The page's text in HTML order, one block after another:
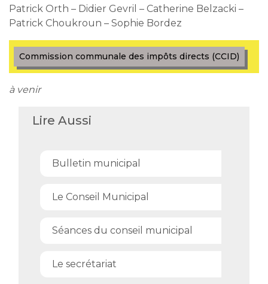
Patrick Orth – Didier Gevril – Catherine Belzacki –
Patrick Choukroun – Sophie Bordez
Commission communale des impôts directs (CCID)
à venir
Lire Aussi
Bulletin municipal
Le Conseil Municipal
Séances du conseil municipal
Le secrétariat